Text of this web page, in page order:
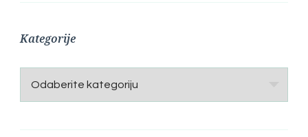
Kategorije
Kategorije